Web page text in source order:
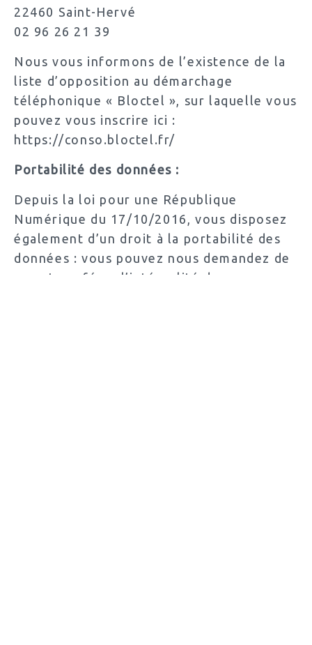
22460 Saint-Hervé
02 96 26 21 39
Nous vous informons de l’existence de la
liste d’opposition au démarchage
téléphonique « Bloctel », sur laquelle vous
pouvez vous inscrire ici :
https://conso.bloctel.fr/
Portabilité des données :
Depuis la loi pour une République
Numérique du 17/10/2016, vous disposez
également d’un droit à la portabilité des
données : vous pouvez nous demandez de
vous transférer l’intégralité de vos